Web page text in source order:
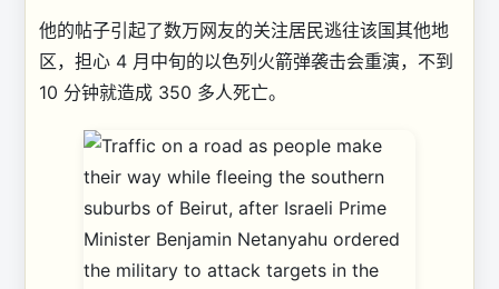
他的帖子引起了数万网友的关注居民逃往该国其他地
区，担心 4 月中旬的以色列火箭弹袭击会重演，不到
10 分钟就造成 350 多人死亡。